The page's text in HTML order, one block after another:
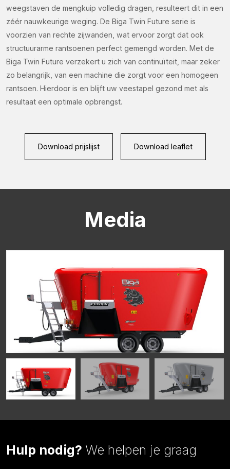
weegstaven de mengkuip volledig dragen, resulteert dit in een
zéér nauwkeurige weging. De Biga Twin Future serie is
voorzien van rechte zijwanden, wat ervoor zorgt dat ook
structuurarme rantsoenen perfect gemengd worden. Met de
Biga Twin Future verzekert u zich van continuïteit, maar zeker
zo belangrijk, van een machine die zorgt voor een homogeen
rantsoen. Hierdoor is en blijft uw veestapel gezond met als
resultaat een optimale opbrengst.
Download prijslijst Download leaflet
Media
Hulp nodig? We helpen je graag